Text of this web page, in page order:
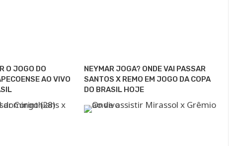
O JOGO DO
AO VIVO
NEYMAR JOGA? ONDE VAI PASSAR
SANTOS X REMO EM JOGO DA COPA
DO BRASIL HOJE